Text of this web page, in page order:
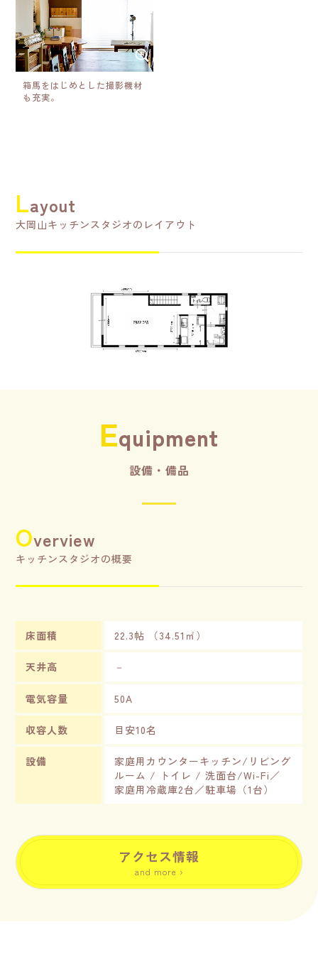
箱馬をはじめとした撮影機材
も充実。
Layout
大岡山キッチンスタジオのレイアウト
Equipment
設備・備品
Overview
キッチンスタジオの概要
床面積 22.3帖 （34.51㎡）
天井高 －
電気容量 50A
収容人数 目安10名
設備
家庭用カウンターキッチン/リビング
ルーム / トイレ / 洗面台/Wi-Fi／
家庭用冷蔵庫2台／駐車場（1台）
アクセス情報
and more ›